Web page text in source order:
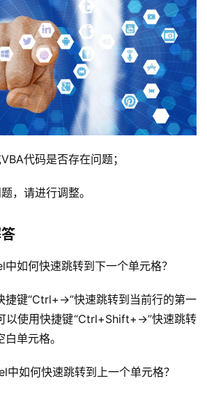
代码是否存在问题；
，请进行调整。
中如何快速跳转到下一个单元格？
捷键“Ctrl+→”快速跳转到当前行的第一
以使用快捷键“Ctrl+Shift+→”快速跳转
单元格。
中如何快速跳转到上一个单元格？